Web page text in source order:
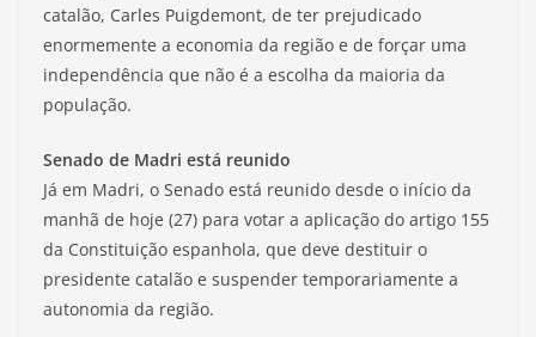
catalão, Carles Puigdemont, de ter prejudicado
enormemente a economia da região e de forçar uma
independência que não é a escolha da maioria da
população.
Senado de Madri está reunido
Já em Madri, o Senado está reunido desde o início da
manhã de hoje (27) para votar a aplicação do artigo 155
da Constituição espanhola, que deve destituir o
presidente catalão e suspender temporariamente a
autonomia da região.